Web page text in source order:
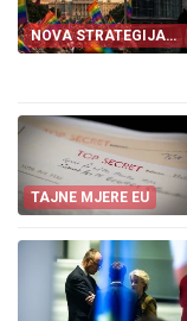
NOVA STRATEGIJA
SAD
TAJNE MJERE EU